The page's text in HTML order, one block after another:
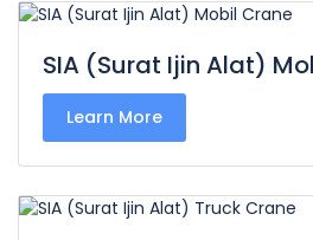
SIA (Surat Ijin Alat)
Learn More